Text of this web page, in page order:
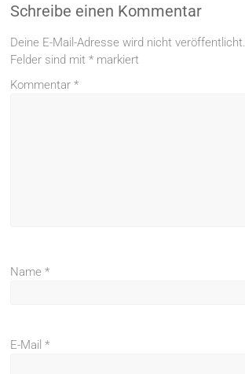
Schreibe einen Kommentar
Deine E-Mail-Adresse wird nicht veröffentlicht.
Felder sind mit* markiert
Kommentar*
Name*
E-Mail*